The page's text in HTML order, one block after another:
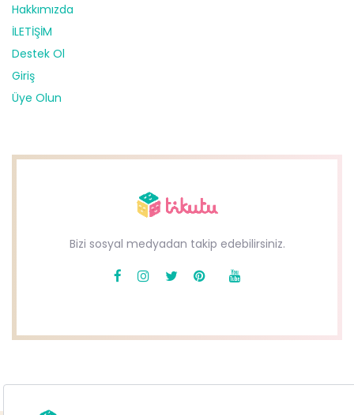
Hakkımızda
İLETİŞİM
Destek Ol
Giriş
Üye Olun
Bizi sosyal medyadan takip edebilirsiniz.